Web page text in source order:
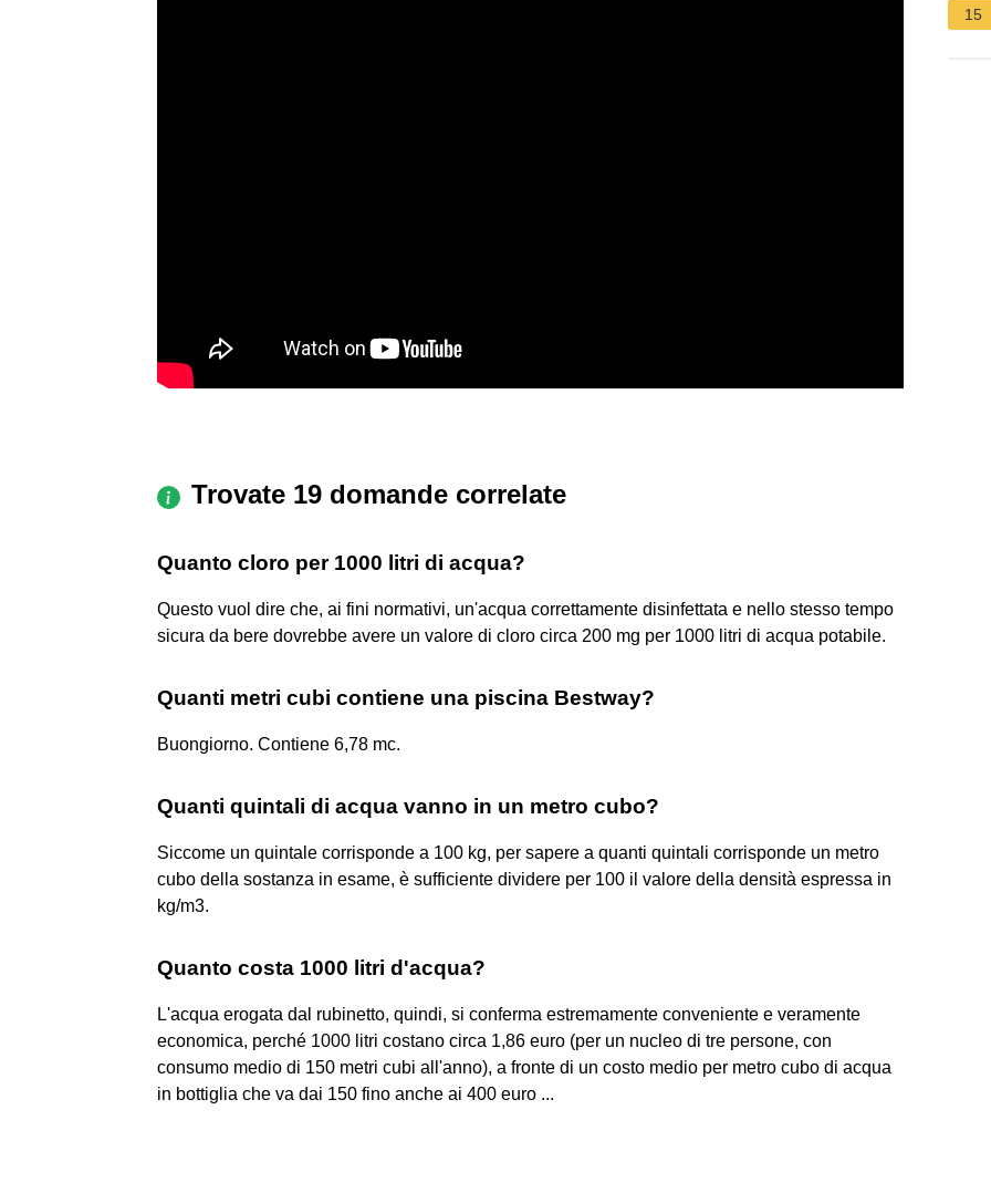
Trovate 19 domande correlate
Quanto cloro per 1000 litri di acqua?
Questo vuol dire che, ai fini normativi, un'acqua correttamente disinfettata e nello stesso tempo
sicura da bere dovrebbe avere un valore di cloro circa 200 mg per 1000 litri di acqua potabile.
Quanti metri cubi contiene una piscina Bestway?
Buongiorno. Contiene 6,78 mc.
Quanti quintali di acqua vanno in un metro cubo?
Siccome un quintale corrisponde a 100 kg, per sapere a quanti quintali corrisponde un metro
cubo della sostanza in esame, è sufficiente dividere per 100 il valore della densità espressa in
kg/m3.
Quanto costa 1000 litri d'acqua?
L'acqua erogata dal rubinetto, quindi, si conferma estremamente conveniente e veramente
economica, perché 1000 litri costano circa 1,86 euro (per un nucleo di tre persone, con
consumo medio di 150 metri cubi all'anno), a fronte di un costo medio per metro cubo di acqua
in bottiglia che va dai 150 fino anche ai 400 euro ...
15